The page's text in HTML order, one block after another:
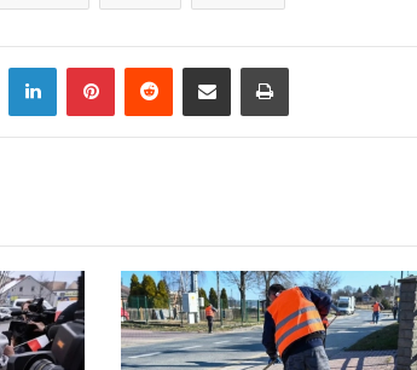
LinkedIn